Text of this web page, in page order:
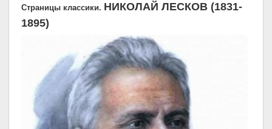
Страницы классики. НИКОЛАЙ ЛЕСКОВ (1831-
1895)